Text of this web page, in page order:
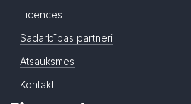
Licences
Sadarbības partneri
Atsauksmes
Kontakti